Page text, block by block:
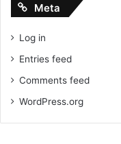
Meta
Log in
Entries feed
Comments feed
WordPress.org